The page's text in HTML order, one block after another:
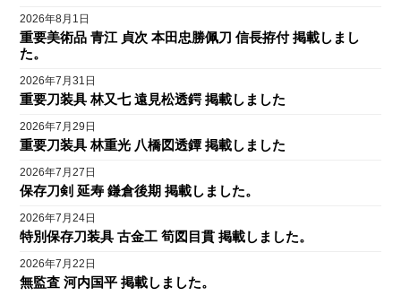
2026年8月1日
重要美術品 青江 貞次 本田忠勝佩刀 信長拵付 掲載しまし
た。
2026年7月31日
重要刀装具 林又七 遠見松透鍔 掲載しました
2026年7月29日
重要刀装具 林重光 八橋図透鐔 掲載しました
2026年7月27日
保存刀剣 延寿 鎌倉後期 掲載しました。
2026年7月24日
特別保存刀装具 古金工 筍図目貫 掲載しました。
2026年7月22日
無監査 河内国平 掲載しました。